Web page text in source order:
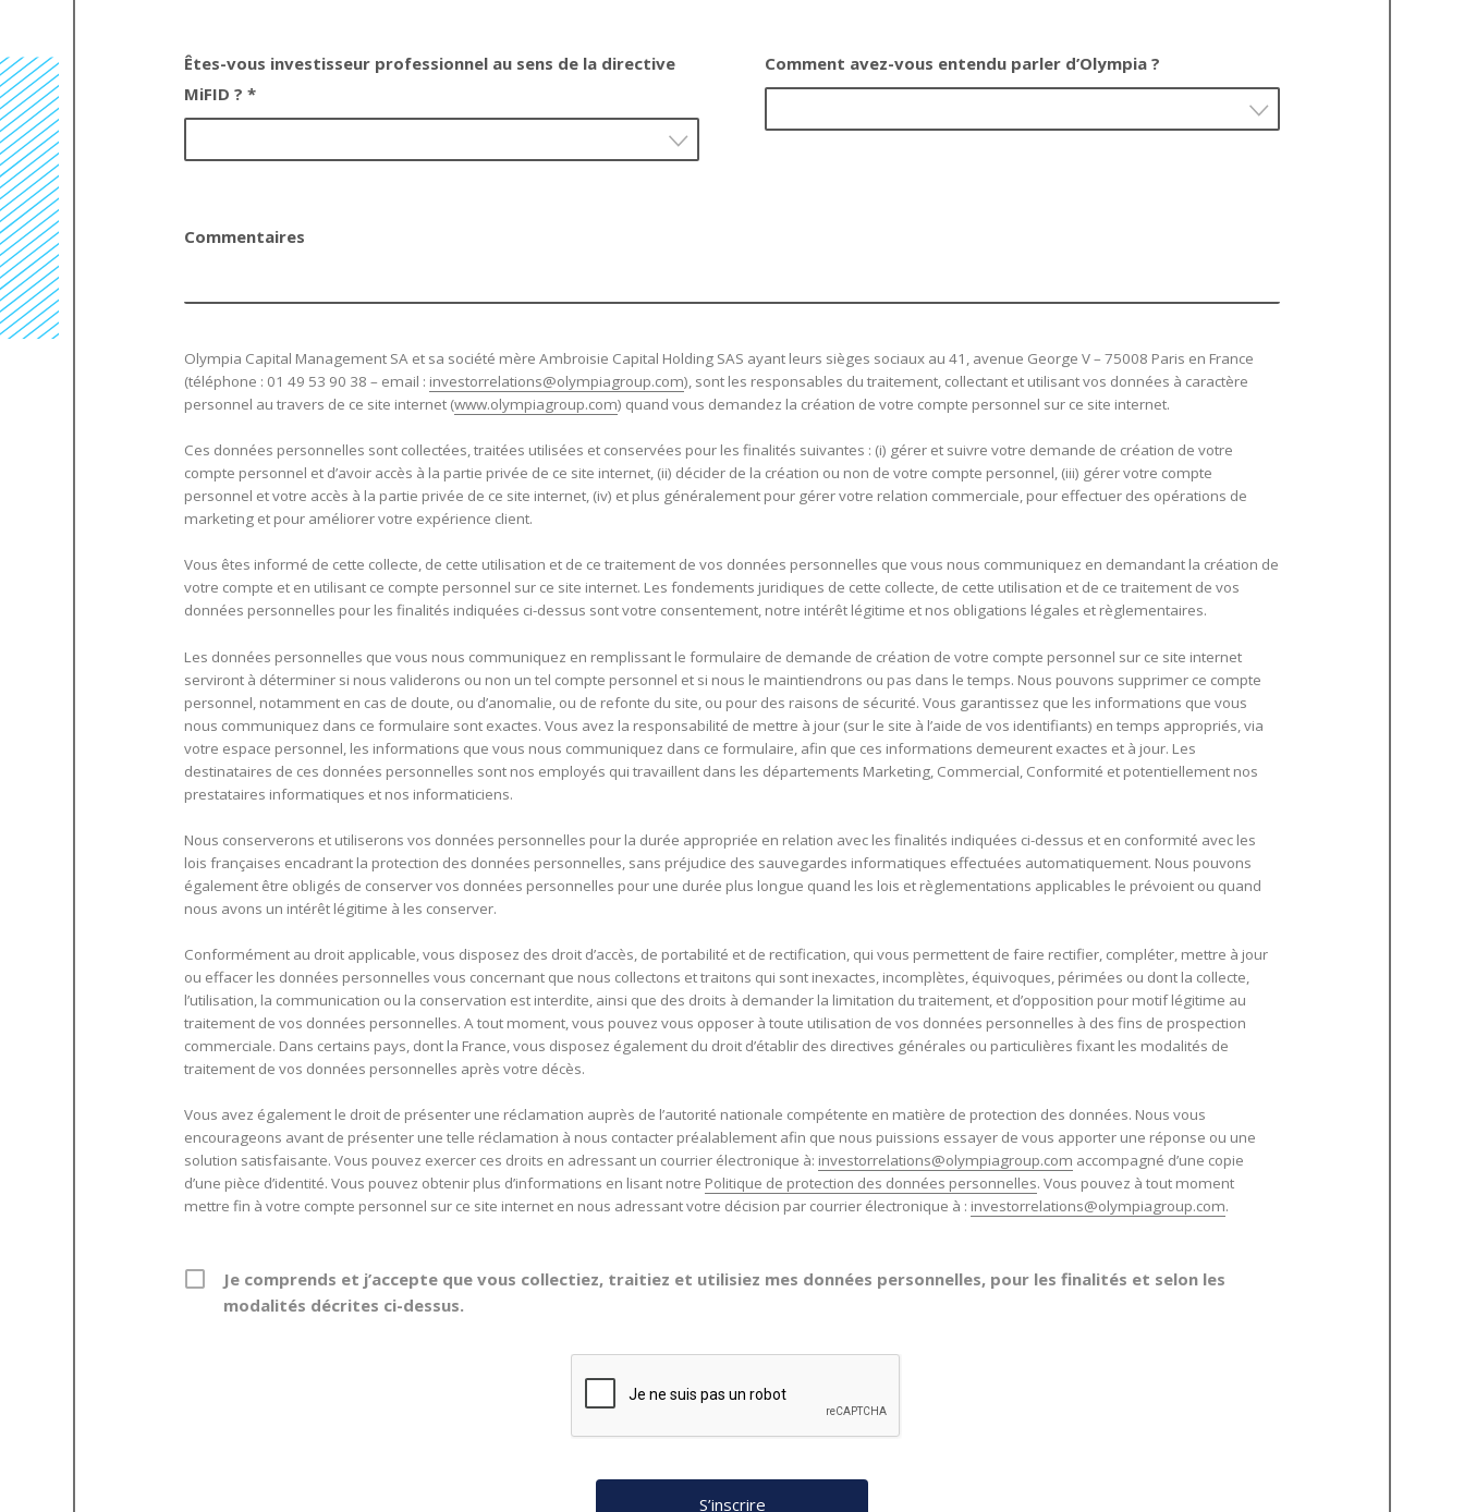
Êtes-vous investisseur professionnel au sens de la directive
MiFID ? *
Comment avez-vous entendu parler d’Olympia ?
Commentaires
Olympia Capital Management SA et sa société mère Ambroisie Capital Holding SAS ayant leurs sièges sociaux au 41, avenue George V – 75008 Paris en France
(téléphone : 01 49 53 90 38 – email : investorrelations@olympiagroup.com), sont les responsables du traitement, collectant et utilisant vos données à caractère
personnel au travers de ce site internet (www.olympiagroup.com) quand vous demandez la création de votre compte personnel sur ce site internet.
Ces données personnelles sont collectées, traitées utilisées et conservées pour les finalités suivantes : (i) gérer et suivre votre demande de création de votre
compte personnel et d’avoir accès à la partie privée de ce site internet, (ii) décider de la création ou non de votre compte personnel, (iii) gérer votre compte
personnel et votre accès à la partie privée de ce site internet, (iv) et plus généralement pour gérer votre relation commerciale, pour effectuer des opérations de
marketing et pour améliorer votre expérience client.
Vous êtes informé de cette collecte, de cette utilisation et de ce traitement de vos données personnelles que vous nous communiquez en demandant la création de
votre compte et en utilisant ce compte personnel sur ce site internet. Les fondements juridiques de cette collecte, de cette utilisation et de ce traitement de vos
données personnelles pour les finalités indiquées ci-dessus sont votre consentement, notre intérêt légitime et nos obligations légales et règlementaires.
Les données personnelles que vous nous communiquez en remplissant le formulaire de demande de création de votre compte personnel sur ce site internet
serviront à déterminer si nous validerons ou non un tel compte personnel et si nous le maintiendrons ou pas dans le temps. Nous pouvons supprimer ce compte
personnel, notamment en cas de doute, ou d’anomalie, ou de refonte du site, ou pour des raisons de sécurité. Vous garantissez que les informations que vous
nous communiquez dans ce formulaire sont exactes. Vous avez la responsabilité de mettre à jour (sur le site à l’aide de vos identifiants) en temps appropriés, via
votre espace personnel, les informations que vous nous communiquez dans ce formulaire, afin que ces informations demeurent exactes et à jour. Les
destinataires de ces données personnelles sont nos employés qui travaillent dans les départements Marketing, Commercial, Conformité et potentiellement nos
prestataires informatiques et nos informaticiens.
Nous conserverons et utiliserons vos données personnelles pour la durée appropriée en relation avec les finalités indiquées ci-dessus et en conformité avec les
lois françaises encadrant la protection des données personnelles, sans préjudice des sauvegardes informatiques effectuées automatiquement. Nous pouvons
également être obligés de conserver vos données personnelles pour une durée plus longue quand les lois et règlementations applicables le prévoient ou quand
nous avons un intérêt légitime à les conserver.
Conformément au droit applicable, vous disposez des droit d’accès, de portabilité et de rectification, qui vous permettent de faire rectifier, compléter, mettre à jour
ou effacer les données personnelles vous concernant que nous collectons et traitons qui sont inexactes, incomplètes, équivoques, périmées ou dont la collecte,
l’utilisation, la communication ou la conservation est interdite, ainsi que des droits à demander la limitation du traitement, et d’opposition pour motif légitime au
traitement de vos données personnelles. A tout moment, vous pouvez vous opposer à toute utilisation de vos données personnelles à des fins de prospection
commerciale. Dans certains pays, dont la France, vous disposez également du droit d’établir des directives générales ou particulières fixant les modalités de
traitement de vos données personnelles après votre décès.
Vous avez également le droit de présenter une réclamation auprès de l’autorité nationale compétente en matière de protection des données. Nous vous
encourageons avant de présenter une telle réclamation à nous contacter préalablement afin que nous puissions essayer de vous apporter une réponse ou une
solution satisfaisante. Vous pouvez exercer ces droits en adressant un courrier électronique à: investorrelations@olympiagroup.com accompagné d’une copie
d’une pièce d’identité. Vous pouvez obtenir plus d’informations en lisant notre Politique de protection des données personnelles. Vous pouvez à tout moment
mettre fin à votre compte personnel sur ce site internet en nous adressant votre décision par courrier électronique à : investorrelations@olympiagroup.com.
Je comprends et j’accepte que vous collectiez, traitiez et utilisiez mes données personnelles, pour les finalités et selon les
modalités décrites ci-dessus.